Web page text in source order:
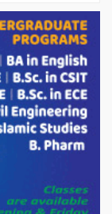
৫’শতাধিক
বিতরণ
ইয়ুথ
গুলিতে বিএনপি
মুক্তিযোদ্ধা দবির